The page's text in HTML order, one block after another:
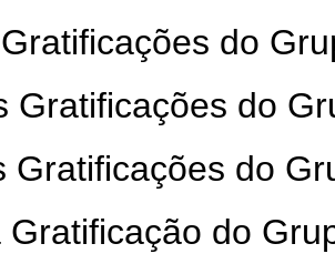
do
Gratificações do
Gratificações do
Gratificação do